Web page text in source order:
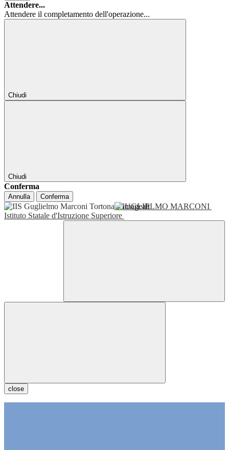
Attendere...
Attendere il completamento dell'operazione...
Chiudi
Chiudi
Conferma
Annulla Conferma
GUGLIELMO MARCONI
Istituto Statale d'Istruzione Superiore
close